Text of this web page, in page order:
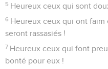
5 Heureux ceux qui sont
6 Heureux ceux qui ont faim
seront rassasiés !
7 Heureux ceux qui font
bonté pour eux !